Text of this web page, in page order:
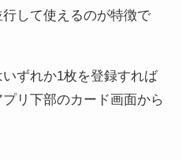
して使えるのが特徴で
ずれか1枚を登録すれば
リ下部のカード画面から